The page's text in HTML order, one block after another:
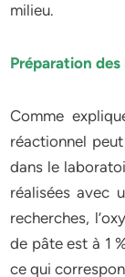
milieu.
Préparation
Comme
réactionnel
dans le
réalisées avec
recherches,
de pâte est à 1
ce qui